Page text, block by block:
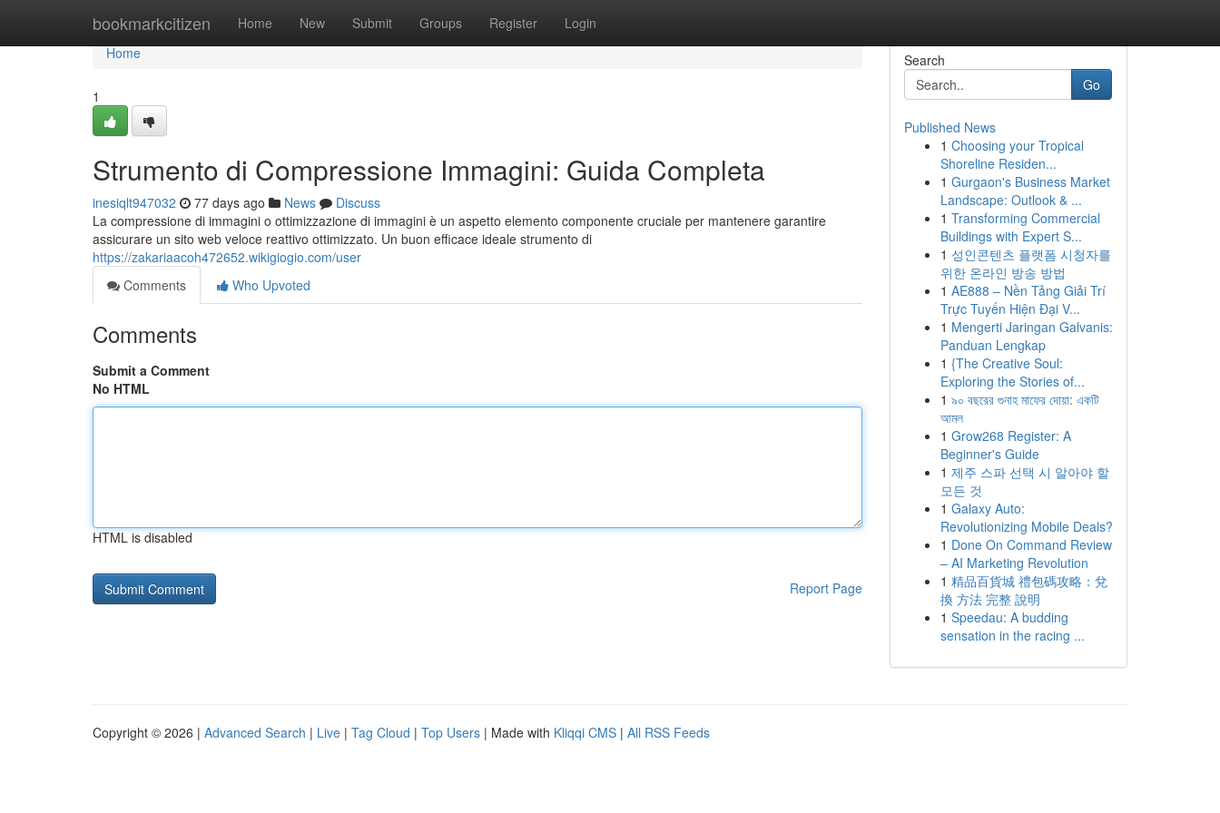
bookmarkcitizen Home New Submit Groups Register Login
Home
Home
1
Strumento di Compressione Immagini: Guida Completa
inesiqlt947032 77 days ago News
Discuss
La compressione di immagini o ottimizzazione di immagini è un aspetto elemento componente cruciale per mantenere garantire
assicurare un sito web veloce reattivo ottimizzato. Un buon efficace ideale strumento di
https://zakariaacoh472652.wikigiogio.com/user
Comments
Who Upvoted
Comments
Submit a Comment
No HTML
HTML is disabled
Report Page
Search
Go
Published News
1 Choosing your Tropical
Shoreline Residen...
1 Gurgaon's Business Market
Landscape: Outlook & ...
1 Transforming Commercial
Buildings with Expert S...
1 성인콘텐츠 플랫폼 시청자를
위한 온라인 방송 방법
1 AE888 – Nền Tảng Giải Trí
Trực Tuyến Hiện Đại V...
1 Mengerti Jaringan Galvanis:
Panduan Lengkap
1 {The Creative Soul:
Exploring the Stories of...
1 ৯০ বছরের গুনাহ মাফের দোয়া: একটি
আমল
1 Grow268 Register: A
Beginner's Guide
1 제주 스파 선택 시 알아야 할
모든 것
1 Galaxy Auto:
Revolutionizing Mobile Deals?
1 Done On Command Review
– AI Marketing Revolution
1 精品百貨城 禮包碼攻略：兌
換 方法 完整 說明
1 Speedau: A budding
sensation in the racing ...
Copyright © 2026 | Advanced Search | Live | Tag Cloud | Top Users | Made with Kliqqi CMS | All RSS Feeds